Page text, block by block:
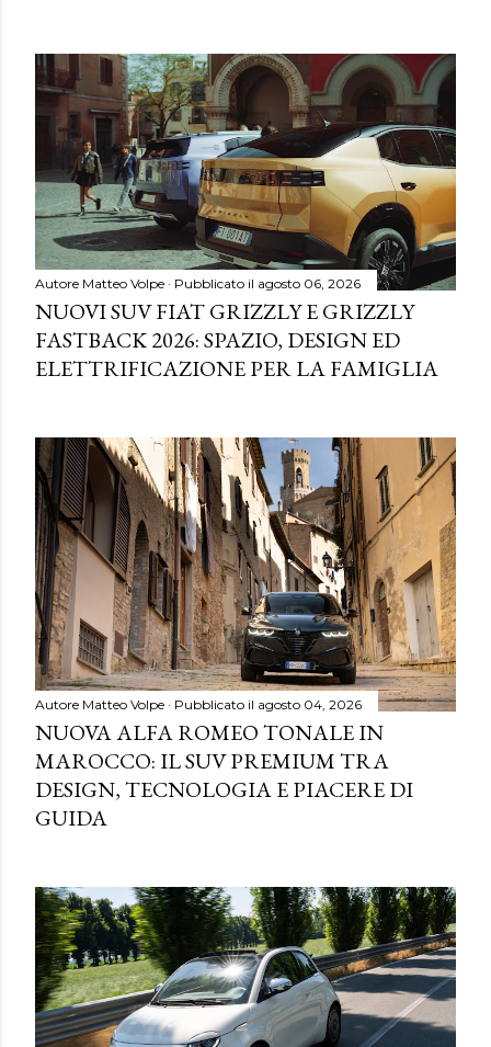
Autore Matteo Volpe Pubblicato il agosto 06, 2026
NUOVI SUV FIAT GRIZZLY E GRIZZLY
FASTBACK 2026: SPAZIO, DESIGN ED
ELETTRIFICAZIONE PER LA FAMIGLIA
Autore Matteo Volpe Pubblicato il agosto 04, 2026
NUOVA ALFA ROMEO TONALE IN
MAROCCO: IL SUV PREMIUM TRA
DESIGN, TECNOLOGIA E PIACERE DI
GUIDA